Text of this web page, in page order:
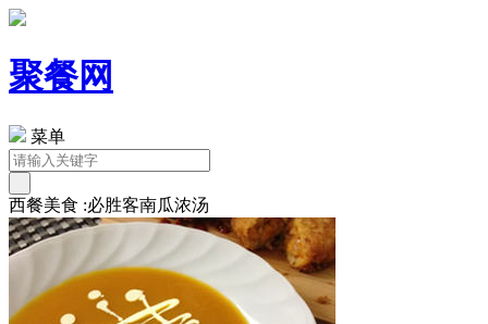
聚餐网
菜单
西餐美食 :必胜客南瓜浓汤